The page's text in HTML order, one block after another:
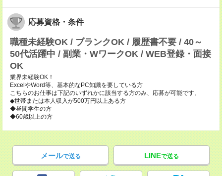
応募資格・条件
職種未経験OK / ブランクOK / 履歴書不要 / 40～
50代活躍中 / 副業・WワークOK / WEB登録・面接
OK
業界未経験OK！
ExcelやWord等、基本的なPC知識を要している方
こちらのお仕事は下記のいずれかに該当する方のみ、応募が可能です。
◆世帯または本人収入が500万円以上ある方
◆昼間学生の方
◆60歳以上の方
メールで送る LINEで送る